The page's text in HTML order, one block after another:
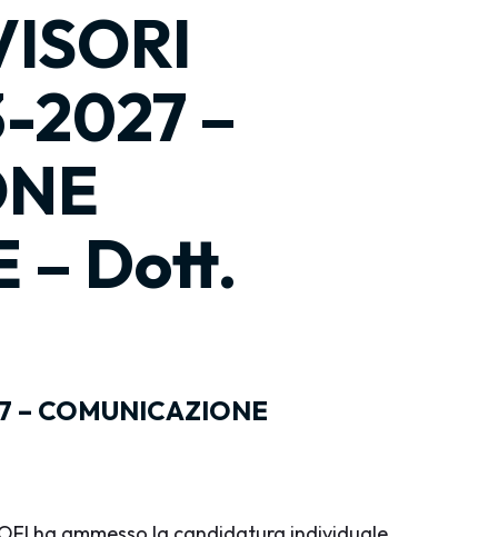
2027 –
– Dott.
– COMUNICAZIONE